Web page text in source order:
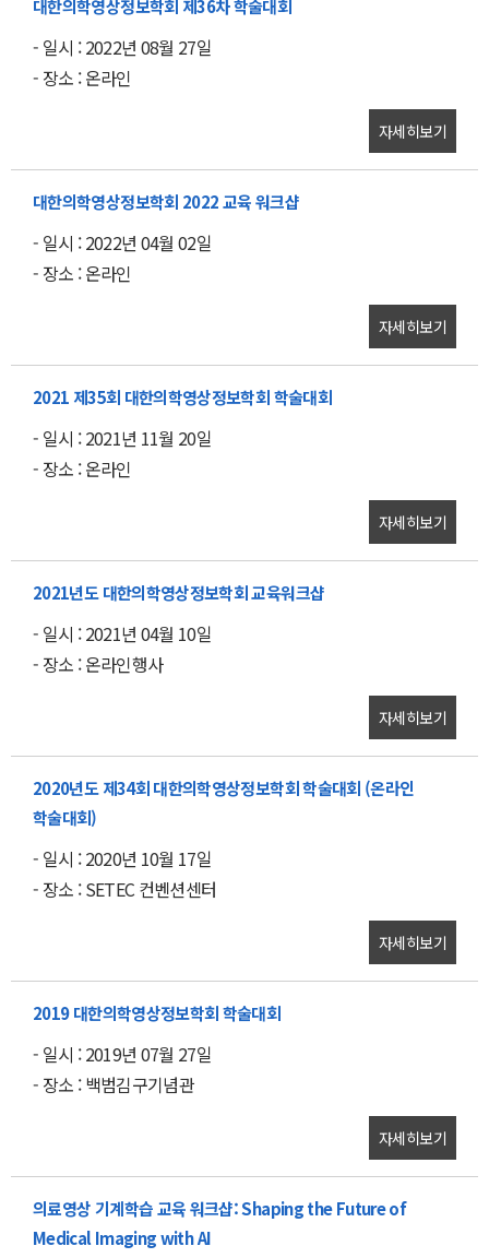
대한의학영상정보학회 제36차 학술대회
- 일시 : 2022년 08월 27일
- 장소 : 온라인
자세히보기
대한의학영상정보학회 2022 교육 워크샵
- 일시 : 2022년 04월 02일
- 장소 : 온라인
자세히보기
2021 제35회 대한의학영상정보학회 학술대회
- 일시 : 2021년 11월 20일
- 장소 : 온라인
자세히보기
2021년도 대한의학영상정보학회 교육워크샵
- 일시 : 2021년 04월 10일
- 장소 : 온라인행사
자세히보기
2020년도 제34회 대한의학영상정보학회 학술대회 (온라인
학술대회)
- 일시 : 2020년 10월 17일
- 장소 : SETEC 컨벤션센터
자세히보기
2019 대한의학영상정보학회 학술대회
- 일시 : 2019년 07월 27일
- 장소 : 백범김구기념관
자세히보기
의료영상 기계학습 교육 워크샵: Shaping the Future of
Medical Imaging with AI